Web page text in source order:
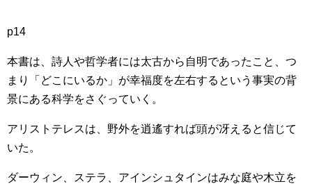
p14
本書は、詩人や哲学者には太古から自明であったこと、つ
まり「どこにいるか」が幸福度を左右するという事実の背
景にある科学をさぐっていく。
アリストテレスは、野外を逍遙すれば頭が冴えると信じて
いた。
ダーウィン、ステラ、アインシュタインはみな庭や木立を